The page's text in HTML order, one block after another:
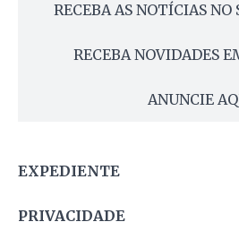
RECEBA AS NOTÍCIAS NO
RECEBA NOVIDADES
ANUNCIE
EXPEDIENTE
PRIVACIDADE